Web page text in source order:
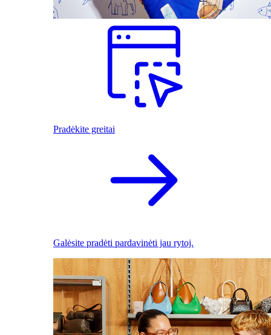
Pradėkite greitai
Galėsite pradėti pardavinėti jau rytoj.